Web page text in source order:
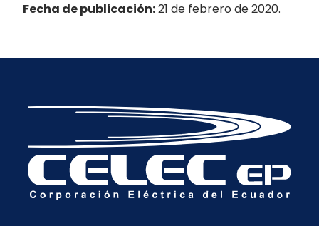
Fecha de publicación:21 de febrero de 2020.